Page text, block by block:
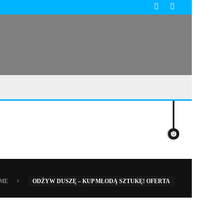
› ODŻYW DUSZĘ – KUP MŁODĄ SZTUKĘ! OFERTA